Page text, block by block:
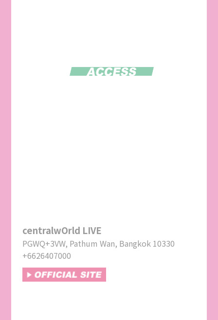
centralwOrld LIVE
PGWQ+3VW, Pathum Wan, Bangkok 10330
+6626407000